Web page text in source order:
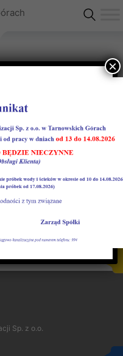
zbiornika służąca
Sp. z o.o.
×